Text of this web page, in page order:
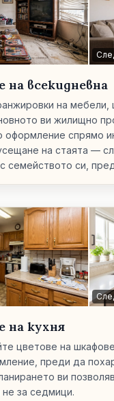
на всекидневна
на мебели,
ви жилищно
оформление спрямо
на стаята —
семейството си,
на кухня
цветове на
преди да
ви
не за седмици.